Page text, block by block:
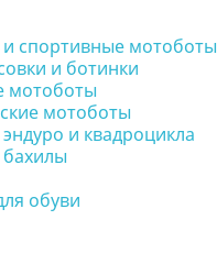
и спортивные мотоботы
и ботинки
мотоботы
мотоботы
и квадроцикла
обуви